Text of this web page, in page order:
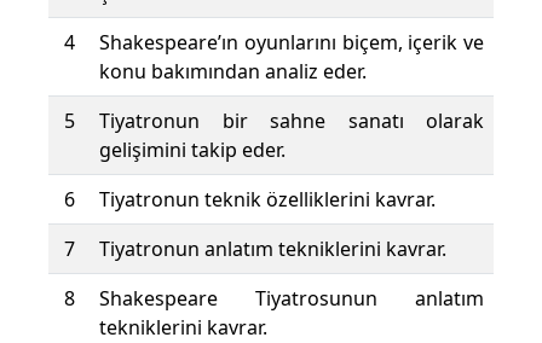
4
Shakespeare’ın oyunlarını biçem, içerik ve
konu bakımından analiz eder.
5
Tiyatronun bir sahne sanatı olarak
gelişimini takip eder.
6
Tiyatronun teknik özelliklerini kavrar.
7
Tiyatronun anlatım tekniklerini kavrar.
8
Shakespeare Tiyatrosunun anlatım
tekniklerini kavrar.